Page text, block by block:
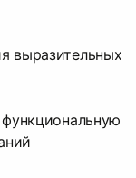
выразительных